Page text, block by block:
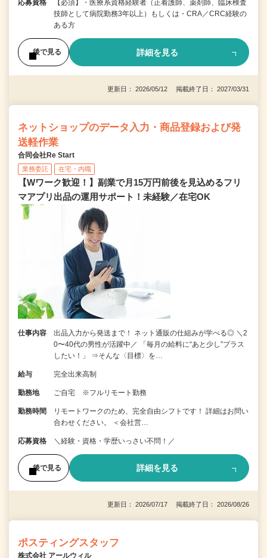
応募資格
【必須】・医療系資格経験者（正看護師、薬剤師、臨床検査
技師として病院勤務3年以上）もしくは・CRA／CRC経験の
ある方
後で見る 詳細を見る
更新日： 2026/05/12 掲載終了日： 2027/03/31
ネットショップのデータ入力・商品登録および発
送軽作業
合同会社Re Start
業務委託 在宅・内職
【Wワーク歓迎！】副業で月15万円前後を見込めるフリ
マアプリ出品の運用サポート！未経験／在宅OK
仕事内容
出品入力から発送まで！ ネット通販の仕組みが学べる◎ ＼2
0〜40代の男性が活躍中／ 「毎月の給料に“あと少し”プラス
したい！」 ⇒そんな〈目標〉を…
給与 完全出来高制
勤務地 ご自宅 ※フルリモート勤務
勤務時間
リモートワークのため、完全自由シフトです！ 詳細はお問い
合わせください。 ＜会社営…
応募資格 ＼経験・資格・学歴いっさい不問！／
後で見る 詳細を見る
更新日： 2026/07/17 掲載終了日： 2026/08/26
ポスティングスタッフ
株式会社 アールウィル